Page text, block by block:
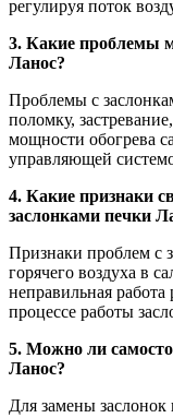
регулируя поток
3. Какие проблемы
Ланос?
Проблемы с
поломку,
мощности обогрева
управляющей
4. Какие признаки
заслонками печки
Признаки проблем с
горячего воздуха в
неправильная
процессе работы
5. Можно ли
Ланос?
Для замены заслонок